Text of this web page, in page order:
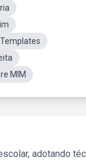
MIM
adotando